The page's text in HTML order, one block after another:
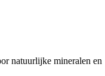
natuurlijke mineralen en